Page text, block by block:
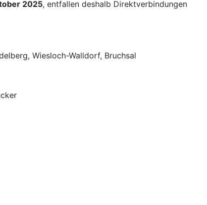
2025, entfallen deshalb Direktverbindungen
Wiesloch-Walldorf, Bruchsal